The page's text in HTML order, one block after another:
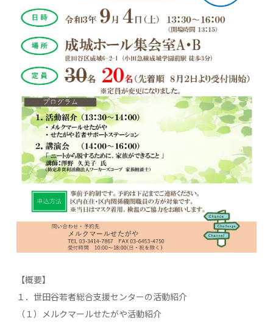
【概要】
１．世田谷若者総合支援センターの活動紹介
（１）メルクマールせたがや活動紹介